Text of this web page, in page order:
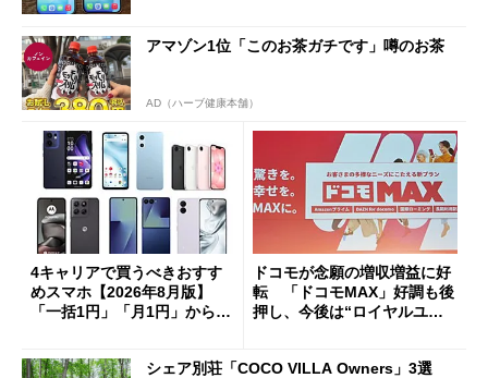
アマゾン1位「このお茶ガチです」噂のお茶
AD（ハーブ健康本舗）
4キャリアで買うべきおすす
めスマホ【2026年8月版】
「一括1円」「月1円」からお
ドコモが念願の増収増益に好
転 「ドコモMAX」好調も後
押し、今後は“ロイヤルユー
シェア別荘「COCO VILLA Owners」3選